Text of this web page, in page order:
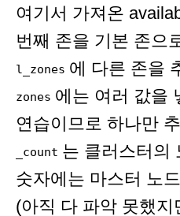
여기서 가져온
번째 존을 기본 존으
l_zones 에 다른 존을
zones 에는 여러 값을
연습이므로 하나만
_count 는 클러스터의
숫자에는 마스터 노
(아직 다 파악 못했